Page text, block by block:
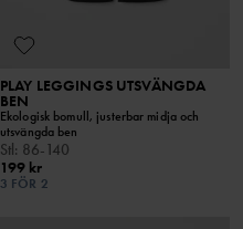
PLAY LEGGINGS UTSVÄNGDA
BEN
Ekologisk bomull, justerbar midja och
utsvängda ben
Stl: 86-140
199 kr
3 FÖR 2